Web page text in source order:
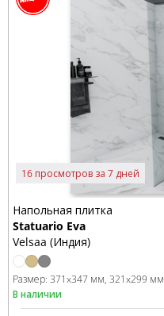
16 просмотров за 7 дней
Напольная плитка
Statuario Eva
Velsaa (Индия)
Размер: 371x347 мм 321x299 мм
В наличии